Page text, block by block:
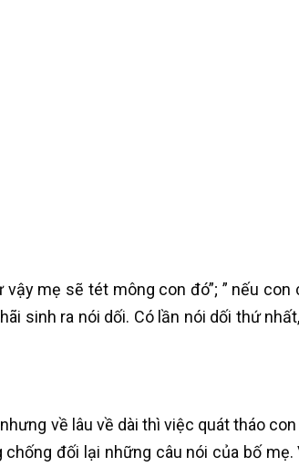
mẹ sẽ tét mông con đó”; ” nếu
sinh ra nói dối. Có lần nói dối thứ
về lâu về dài thì việc quát tháo
đối lại những câu nói của bố